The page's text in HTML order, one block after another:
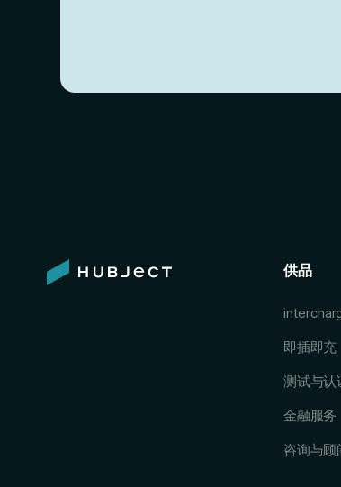
供品
即插即充
测试与认
金融服务
咨询与顾